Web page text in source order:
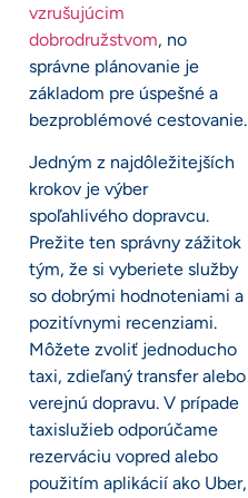
vzrušujúcim
dobrodružstvom, no
správne plánovanie je
základom pre úspešné a
bezproblémové cestovanie.
Jedným z najdôležitejších
krokov je výber
spoľahlivého dopravcu.
Prežite ten správny zážitok
tým, že si vyberiete služby
so dobrými hodnoteniami a
pozitívnymi recenziami.
Môžete zvoliť jednoducho
taxi, zdieľaný transfer alebo
verejnú dopravu. V prípade
taxislužieb odporúčame
rezerváciu vopred alebo
použitím aplikácií ako Uber,